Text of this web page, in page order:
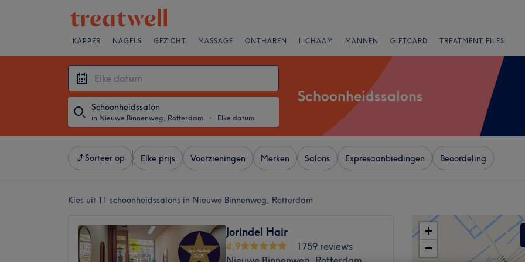
KAPPER NAGELS GEZICHT MASSAGE ONTHAREN LICHAAM MANNEN GIFTCARD TREATMENT FILES
Schoonheidssalon
in Nieuwe Binnenweg, Rotterdam ・ Elke datum
Schoonheidssalons
Sorteer op Elke prijs Voorzieningen Merken Salons Expresaanbiedingen Beoordeling
Kies uit 11 schoonheidssalons in Nieuwe Binnenweg, Rotterdam
Jorindel Hair
4,9
1759 reviews
+
−